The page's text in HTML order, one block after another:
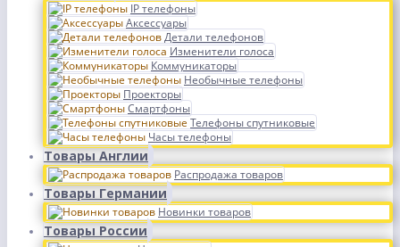
IP телефоны
Аксессуары
Детали телефонов
Изменители голоса
Коммуникаторы
Необычные телефоны
Проекторы
Смартфоны
Телефоны спутниковые
Часы телефоны
Товары Англии
Распродажа товаров
Товары Германии
Новинки товаров
Товары России